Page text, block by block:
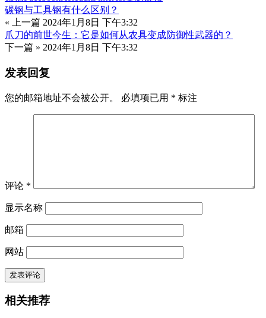
碳钢与工具钢有什么区别？
« 上一篇 2024年1月8日 下午3:32
爪刀的前世今生：它是如何从农具变成防御性武器的？
下一篇 » 2024年1月8日 下午3:32
发表回复
您的邮箱地址不会被公开。 必填项已用 * 标注
评论 *
显示名称
邮箱
网站
相关推荐